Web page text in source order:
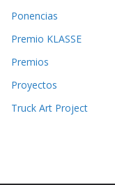
Ponencias
Premio KLASSE
Premios
Proyectos
Truck Art Project